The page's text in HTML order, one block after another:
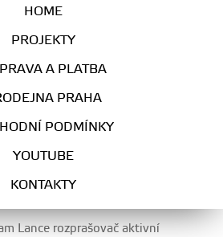
HOME
PROJEKTY
A PLATBA
PRAHA
PODMÍNKY
YOUTUBE
KONTAKTY
AKTIVNÍ PĚNY,
PĚNY, WATERLESS
Lance rozprašovač aktivní